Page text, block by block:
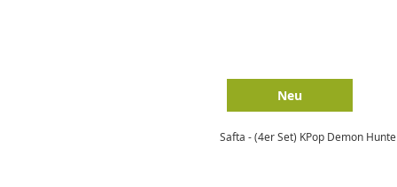
Neu
Safta - (4er Set) KPop Demon